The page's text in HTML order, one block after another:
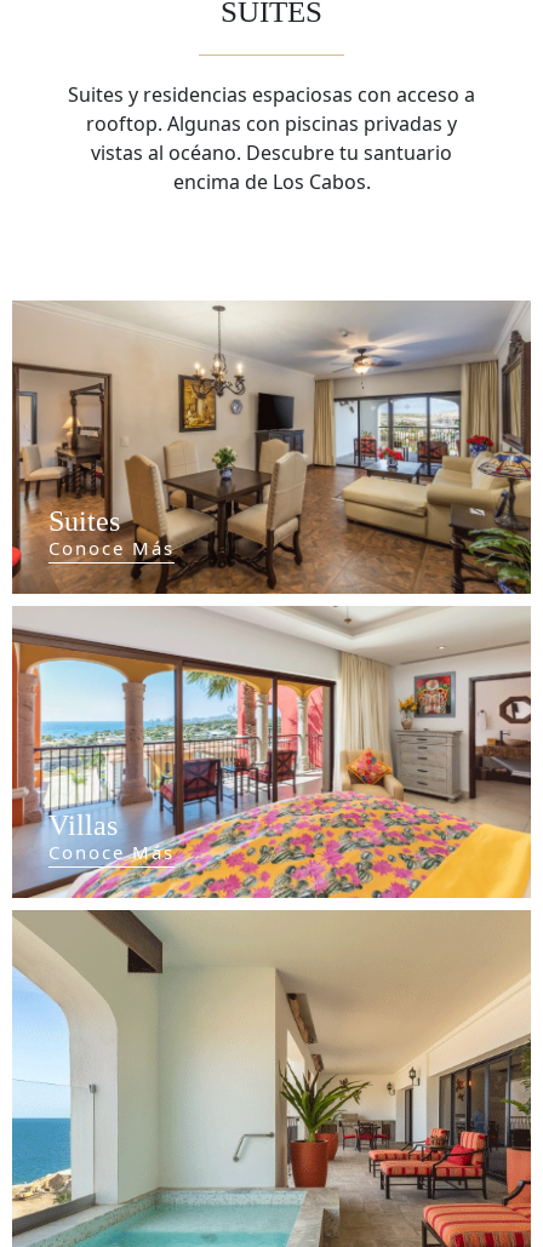
SUITES
Suites y residencias espaciosas con acceso a
rooftop. Algunas con piscinas privadas y
vistas al océano. Descubre tu santuario
encima de Los Cabos.
Suites
Conoce Más
Villas
Conoce Más